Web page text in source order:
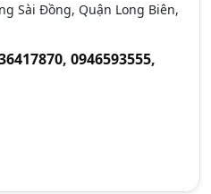
Sài Đồng, Quận Long Biên,
, 0946593555,